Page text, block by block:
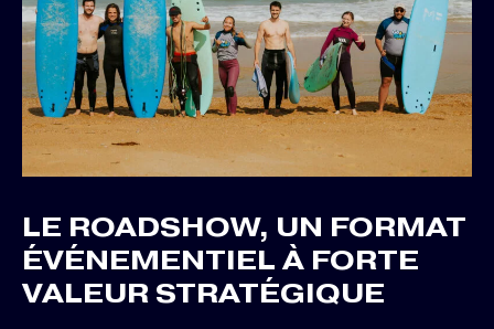
LE ROADSHOW, UN FORMAT
ÉVÉNEMENTIEL À FORTE
VALEUR STRATÉGIQUE